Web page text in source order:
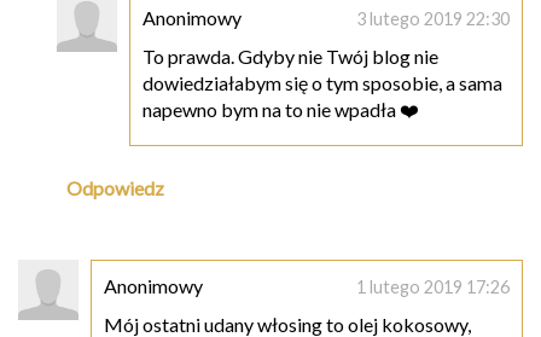
Anonimowy 3 lutego 2019 22:30
To prawda. Gdyby nie Twój blog nie
dowiedziałabym się o tym sposobie, a sama
napewno bym na to nie wpadła ❤️
Odpowiedz
Anonimowy 1 lutego 2019 17:26
Mój ostatni udany włosing to olej kokosowy,